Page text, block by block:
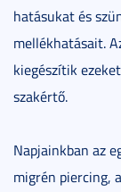
hatásukat és
mellékhatásait.
kiegészítik
szakértő.
Napjainkban az
migrén piercing,